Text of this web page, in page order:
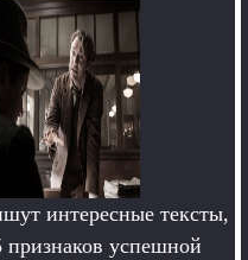
интересные тексты,
успешной